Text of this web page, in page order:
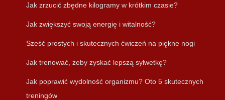
Jak zrzucić zbędne kilogramy w krótkim czasie?
Jak zwiększyć swoją energię i witalność?
Sześć prostych i skutecznych ćwiczeń na piękne nogi
Jak trenować, żeby zyskać lepszą sylwetkę?
Jak poprawić wydolność organizmu? Oto 5 skutecznych
treningów